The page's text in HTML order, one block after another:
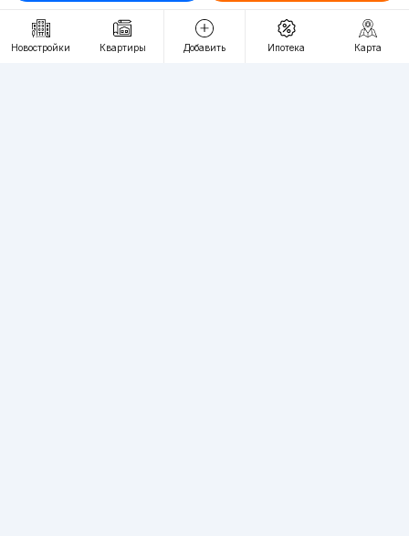
Новостройки Квартиры Добавить Ипотека Карта
О проекте
Проект компании Webnow ©